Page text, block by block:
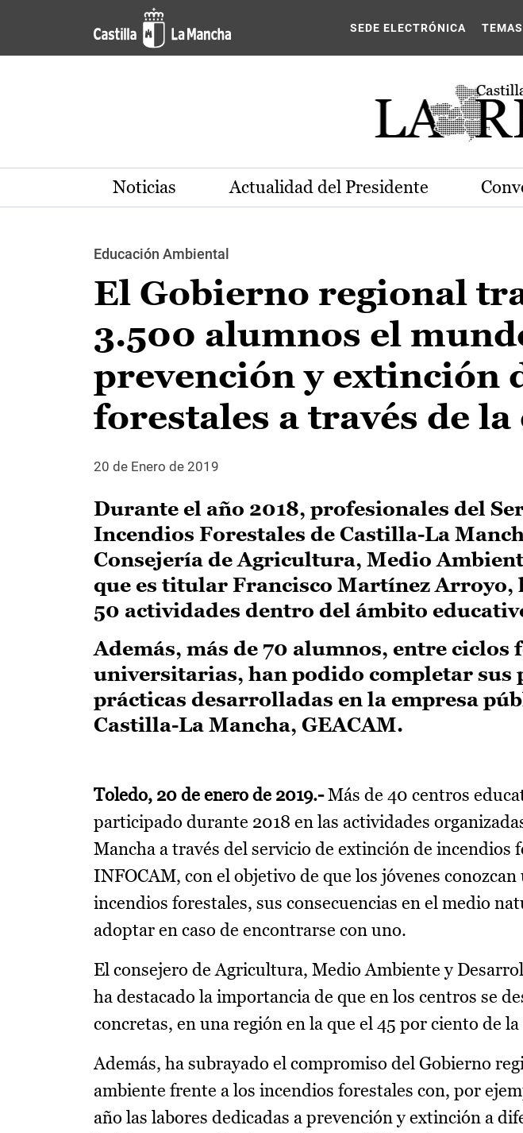
Pasar al contenido principal
SEDE ELECTRÓNICA TEMAS
Noticias Actualidad del Presidente
Educación Ambiental
El Gobierno regional
3.500 alumnos el
prevención y extinción
forestales a través de
20 de Enero de 2019
Durante el año 2018, profesionales del
Incendios Forestales de Castilla-La
Consejería de Agricultura, Medio
que es titular Francisco Martínez Arroyo,
50 actividades dentro del ámbito
Además, más de 70 alumnos, entre ciclos
universitarias, han podido completar sus
prácticas desarrolladas en la empresa
Castilla-La Mancha, GEACAM.
Toledo, 20 de enero de 2019.-Más de 40 centros
participado durante 2018 en las actividades
Mancha a través del servicio de extinción de incendios
INFOCAM, con el objetivo de que los jóvenes
incendios forestales, sus consecuencias en el medio
adoptar en caso de encontrarse con uno.
El consejero de Agricultura, Medio Ambiente y
ha destacado la importancia de que en los centros se
concretas, en una región en la que el 45 por ciento de
Además, ha subrayado el compromiso del Gobierno
ambiente frente a los incendios forestales con, por
año las labores dedicadas a prevención y extinción a